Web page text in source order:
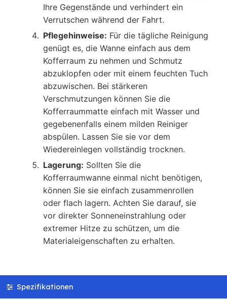
Ihre Gegenstände und verhindert ein
Verrutschen während der Fahrt.
Pflegehinweise: Für die tägliche Reinigung
genügt es, die Wanne einfach aus dem
Kofferraum zu nehmen und Schmutz
abzuklopfen oder mit einem feuchten Tuch
abzuwischen. Bei stärkeren
Verschmutzungen können Sie die
Kofferraummatte einfach mit Wasser und
gegebenenfalls einem milden Reiniger
abspülen. Lassen Sie sie vor dem
Wiedereinlegen vollständig trocknen.
Lagerung: Sollten Sie die
Kofferraumwanne einmal nicht benötigen,
können Sie sie einfach zusammenrollen
oder flach lagern. Achten Sie darauf, sie
vor direkter Sonneneinstrahlung oder
extremer Hitze zu schützen, um die
Materialeigenschaften zu erhalten.
Spezifikationen